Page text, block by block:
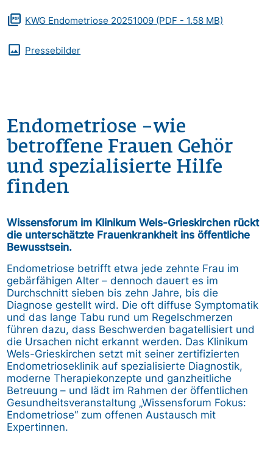
Zusatzmaterialien
Dokument
KWG Endometriose 20251009 (PDF - 1.58 MB)
Pressebilder
Endometriose –wie
betroffene Frauen Gehör
und spezialisierte Hilfe
finden
Wissensforum im Klinikum Wels-Grieskirchen rückt
die unterschätzte Frauenkrankheit ins öffentliche
Bewusstsein.
Endometriose betrifft etwa jede zehnte Frau im
gebärfähigen Alter – dennoch dauert es im
Durchschnitt sieben bis zehn Jahre, bis die
Diagnose gestellt wird. Die oft diffuse Symptomatik
und das lange Tabu rund um Regelschmerzen
führen dazu, dass Beschwerden bagatellisiert und
die Ursachen nicht erkannt werden. Das Klinikum
Wels-Grieskirchen setzt mit seiner zertifizierten
Endometrioseklinik auf spezialisierte Diagnostik,
moderne Therapiekonzepte und ganzheitliche
Betreuung – und lädt im Rahmen der öffentlichen
Gesundheitsveranstaltung „Wissensforum Fokus:
Endometriose“ zum offenen Austausch mit
Expertinnen.